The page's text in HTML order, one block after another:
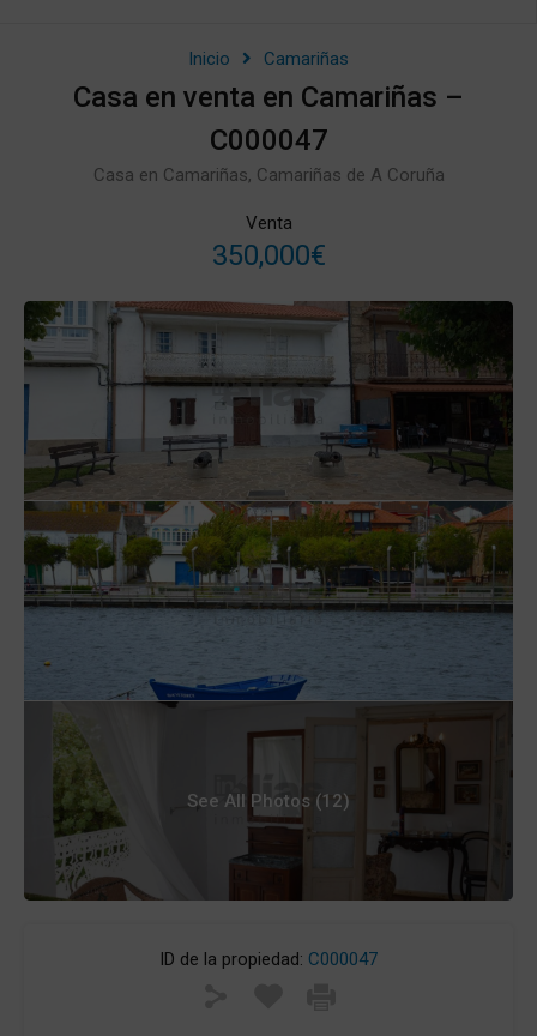
Inicio Camariñas
Casa en venta en Camariñas –
C000047
Casa en Camariñas, Camariñas de A Coruña
Venta
350,000€
See All Photos (12)
ID de la propiedad: C000047